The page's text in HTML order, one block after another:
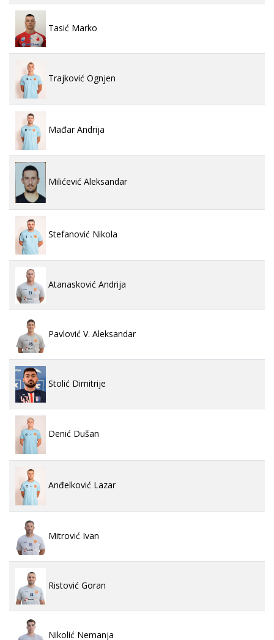
Tasić Marko
Trajković Ognjen
Mađar Andrija
Milićević Aleksandar
Stefanović Nikola
Atanasković Andrija
Pavlović V. Aleksandar
Stolić Dimitrije
Denić Dušan
Anđelković Lazar
Mitrović Ivan
Ristović Goran
Nikolić Nemanja